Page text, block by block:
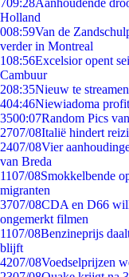
709:28Aanhoudende
Holland
008:59Van de
verder in Montreal
108:56Excelsior opent
Cambuur
208:35Nieuw te
404:46Niewiadoma
3500:07Random Pics
2707/08Italië hindert
2407/08Vier
van Breda
1107/08Smokkelbende
migranten
3707/08CDA en D66
ongemerkt filmen
1107/08Benzineprijs
blijft
4207/08Voedselprijzen